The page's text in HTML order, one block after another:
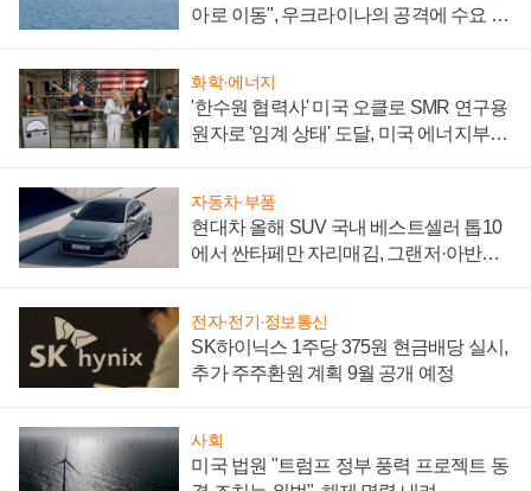
아로 이동", 우크라이나의 공격에 수요 늘
화학·에너지
'한수원 협력사' 미국 오클로 SMR 연구용
원자로 '임계 상태' 도달, 미국 에너지부
자동차·부품
현대차 올해 SUV 국내 베스트셀러 톱10
에서 싼타페만 자리매김, 그랜저·아반떼
전자·전기·정보통신
SK하이닉스 1주당 375원 현금배당 실시,
추가 주주환원 계획 9월 공개 예정
사회
미국 법원 "트럼프 정부 풍력 프로젝트 동